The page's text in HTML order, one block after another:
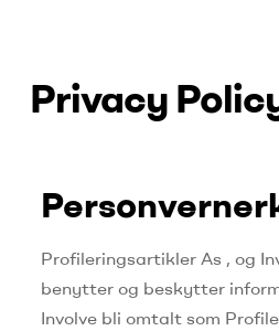
Privacy
Profileringsartikler As , og
benytter og beskytter
Involve bli omtalt som